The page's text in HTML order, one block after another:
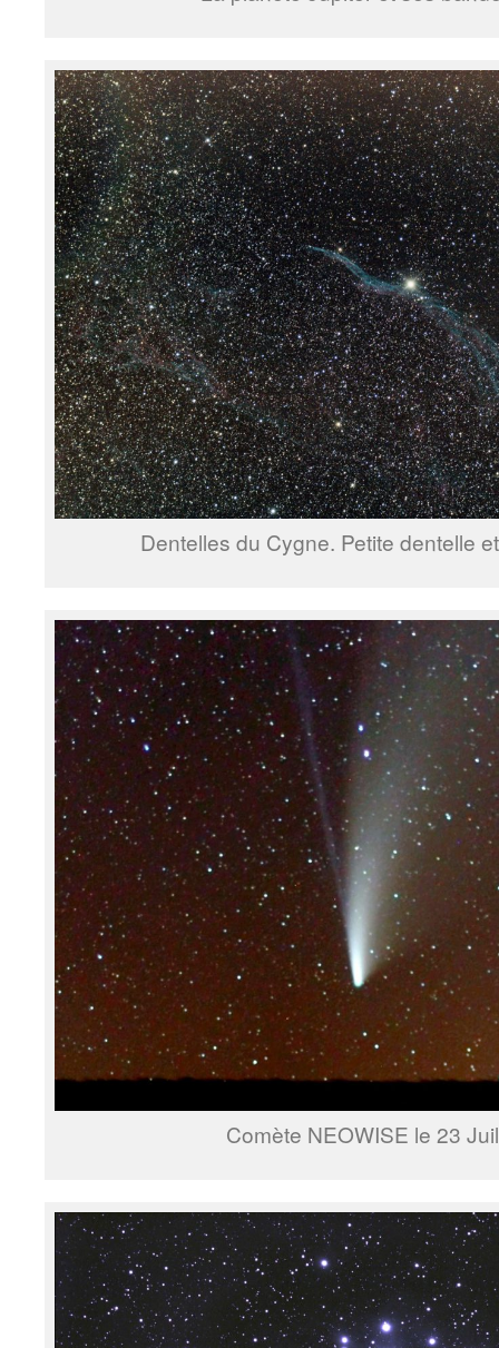
Dentelles du Cygne. Petite dentelle
Comète NEOWISE le 23